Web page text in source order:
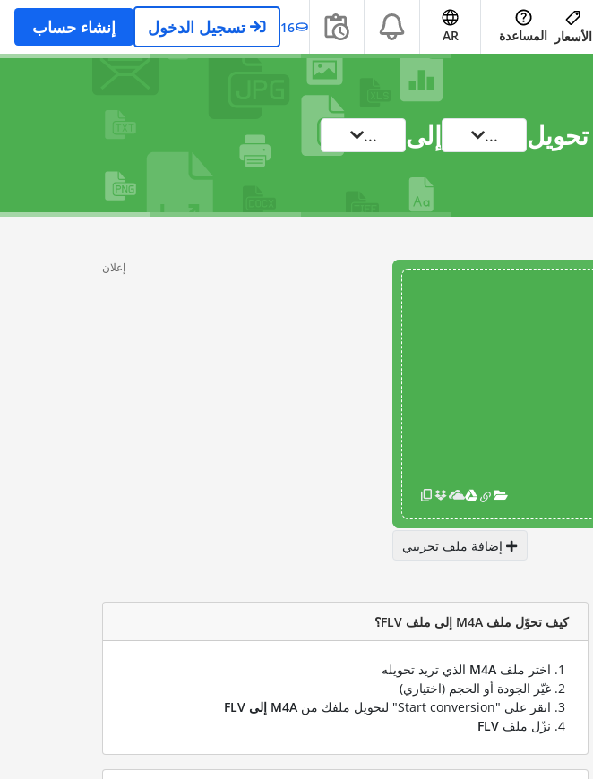
الأسعار المساعدة AR
16 تسجيل الدخول إنشاء حساب
تحويل ... إلى ...
إضافة ملف تجريبي
إعلان
كيف تحوّل ملف M4A إلى ملف FLV؟
اختر ملف M4A الذي تريد تحويله
غيّر الجودة أو الحجم (اختياري)
انقر على "Start conversion" لتحويل ملفك من
M4A إلى FLV
نزّل ملف FLV